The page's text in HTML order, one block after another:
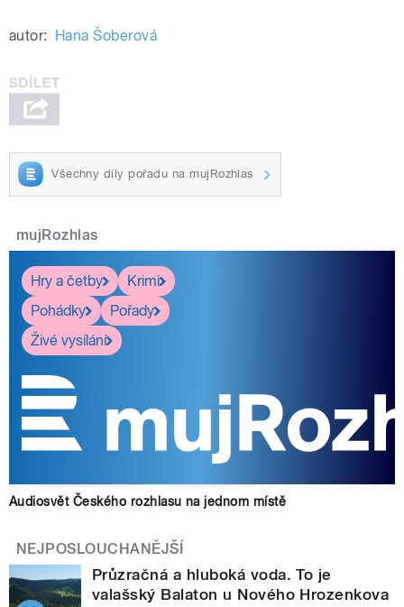
autor: Hana Šoberová
Všechny díly pořadu na mujRozhlas
mujRozhlas
Hry a četby
Krimi
Pohádky
Pořady
Živé vysílání
Audiosvět Českého rozhlasu na jednom místě
NEJPOSLOUCHANĚJŠÍ
Průzračná a hluboká voda. To je
valašský Balaton u Nového Hrozenkova